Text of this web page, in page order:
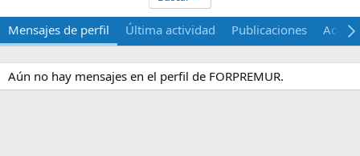
Mensajes de perfil Última actividad Publicaciones Acerca
Aún no hay mensajes en el perfil de FORPREMUR.